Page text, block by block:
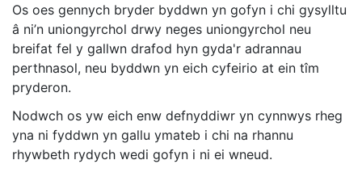
Os oes gennych bryder byddwn yn gofyn i chi gysylltu
â ni’n uniongyrchol drwy neges uniongyrchol neu
breifat fel y gallwn drafod hyn gyda'r adrannau
perthnasol, neu byddwn yn eich cyfeirio at ein tîm
pryderon.
Nodwch os yw eich enw defnyddiwr yn cynnwys rheg
yna ni fyddwn yn gallu ymateb i chi na rhannu
rhywbeth rydych wedi gofyn i ni ei wneud.